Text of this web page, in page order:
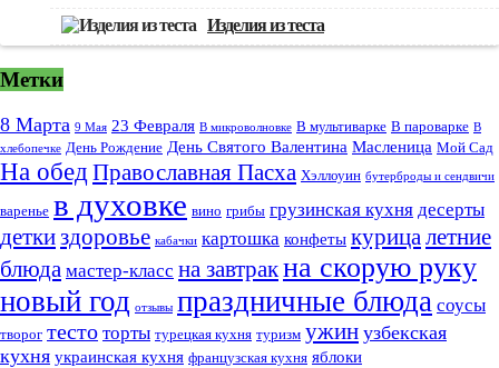
Изделия из теста
Метки
8 Марта 9 Мая 23 Февраля В микроволновке В мультиварке В пароварке В
хлебопечке День Рождение День Святого Валентина Масленица Мой Сад
На обед Православная Пасха Хэллоуин бутерброды и сендвичи
варенье в духовке вино грибы грузинская кухня десерты
деткиздоровье кабачки картошка конфеты курица летние
блюда мастер-класс на завтракна скорую руку
новый год отзывы праздничные блюда соусы
творог тесто торты турецкая кухня туризм ужин узбекская
кухня украинская кухня французская кухня яблоки